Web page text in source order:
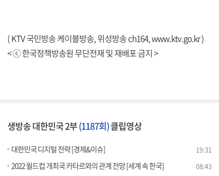
( KTV 국민방송 케이블방송, 위성방송 ch164,www.ktv.go.kr)
< ⓒ 한국정책방송원 무단전재 및 재배포 금지 >
생방송 대한민국 2부(1187회)클립영상
대한민국 디지털 전략 [경제&이슈] 19:31
2022 월드컵 개최국 카타르와의 관계 전망 [세계 속 한국] 08:43